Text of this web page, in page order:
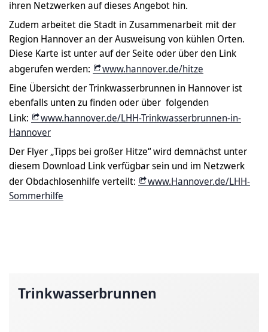
ihren Netzwerken auf dieses Angebot hin.
Zudem arbeitet die Stadt in Zusammenarbeit mit der
Region Hannover an der Ausweisung von kühlen Orten.
Diese Karte ist unter auf der Seite oder über den Link
abgerufen werden:
www.hannover.de/hitze
Eine Übersicht der Trinkwasserbrunnen in Hannover ist
ebenfalls unten zu finden oder über folgenden
Link:
www.hannover.de/LHH-Trinkwasserbrunnen-in-
Hannover
Der Flyer „Tipps bei großer Hitze“ wird demnächst unter
diesem Download Link verfügbar sein und im Netzwerk
der Obdachlosenhilfe verteilt:
www.Hannover.de/LHH-
Sommerhilfe
Trinkwasserbrunnen